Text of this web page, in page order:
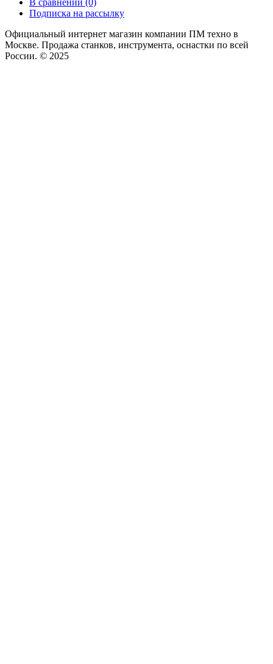
Подписка на рассылку
Официальный интернет магазин компании ПМ техно в
Москве. Продажа станков, инструмента, оснастки по всей
России. © 2025